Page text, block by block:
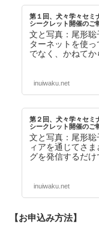
第１回、犬々学々セミ
シークレット開催のご
文と写真：尾形
ターネットを使
でなく、かねて
inuiwaku.net
第２回、犬々学々セミ
シークレット開催のご
文と写真：尾形
ィアを通じてさ
グを発信するだ
inuiwaku.net
【お申込み方法】